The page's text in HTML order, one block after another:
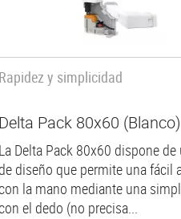
y simplicidad
Pack 80x60 (Blanco)
Delta Pack 80x60 dispone de
diseño que permite una fácil
la mano mediante una
el dedo (no precisa...